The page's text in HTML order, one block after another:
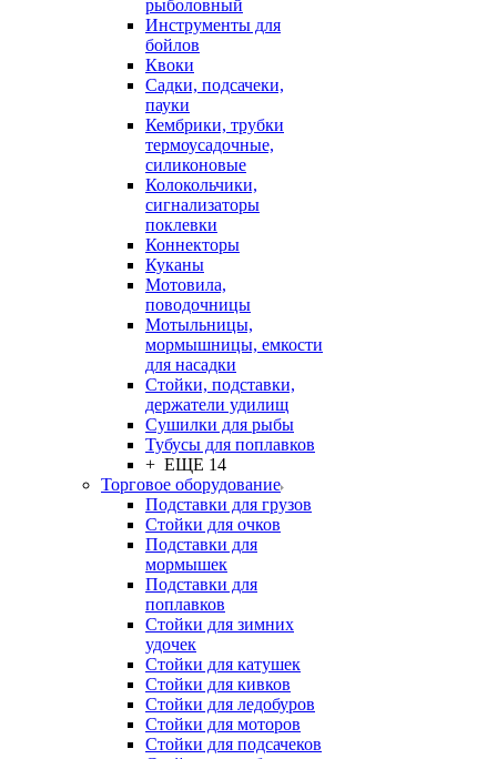
рыболовный
Инструменты для
бойлов
Квоки
Садки, подсачеки,
пауки
Кембрики, трубки
термоусадочные,
силиконовые
Колокольчики,
сигнализаторы
поклевки
Коннекторы
Куканы
Мотовила,
поводочницы
Мотыльницы,
мормышницы, емкости
для насадки
Стойки, подставки,
держатели удилищ
Сушилки для рыбы
Тубусы для поплавков
+ ЕЩЕ 14
Торговое оборудование
Подставки для грузов
Стойки для очков
Подставки для
мормышек
Подставки для
поплавков
Стойки для зимних
удочек
Стойки для катушек
Стойки для кивков
Стойки для ледобуров
Стойки для моторов
Стойки для подсачеков